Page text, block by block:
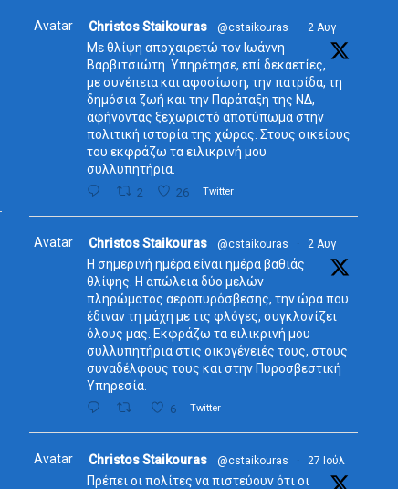
Avatar Christos Staikouras @cstaikouras · 2 Αυγ
Με θλίψη αποχαιρετώ τον Ιωάννη
Βαρβιτσιώτη. Υπηρέτησε, επί δεκαετίες,
με συνέπεια και αφοσίωση, την πατρίδα, τη
δημόσια ζωή και την Παράταξη της ΝΔ,
αφήνοντας ξεχωριστό αποτύπωμα στην
πολιτική ιστορία της χώρας. Στους οικείους
του εκφράζω τα ειλικρινή μου
συλλυπητήρια.
2 26 Twitter
Avatar Christos Staikouras @cstaikouras · 2 Αυγ
Η σημερινή ημέρα είναι ημέρα βαθιάς
θλίψης. Η απώλεια δύο μελών
πληρώματος αεροπυρόσβεσης, την ώρα που
έδιναν τη μάχη με τις φλόγες, συγκλονίζει
όλους μας. Εκφράζω τα ειλικρινή μου
συλλυπητήρια στις οικογένειές τους, στους
συναδέλφους τους και στην Πυροσβεστική
Υπηρεσία.
6 Twitter
Avatar Christos Staikouras @cstaikouras · 27 Ιούλ
Πρέπει οι πολίτες να πιστεύουν ότι οι